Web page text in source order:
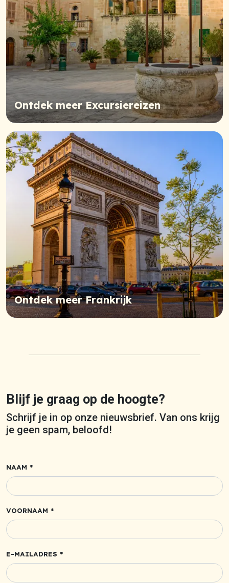
Ontdek meer Excursiereizen
Ontdek meer Frankrijk
Blijf je graag op de hoogte?
Schrijf je in op onze nieuwsbrief. Van ons krijg
je geen spam, beloofd!
NAAM *
VOORNAAM *
E-MAILADRES *